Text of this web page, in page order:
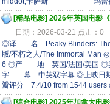
[精品电影] 2026年英国电影
日期：2026-03-21 点击：0
◎译 名 Peaky Blinders: The
版/不朽之人/The Immortal
6 ◎产 地 英国/法国/美国
字 幕 中英双字幕 ◎上映日期
瓣评分 7.4/10 from 1544 users
[综合电影] 2025年加拿大电